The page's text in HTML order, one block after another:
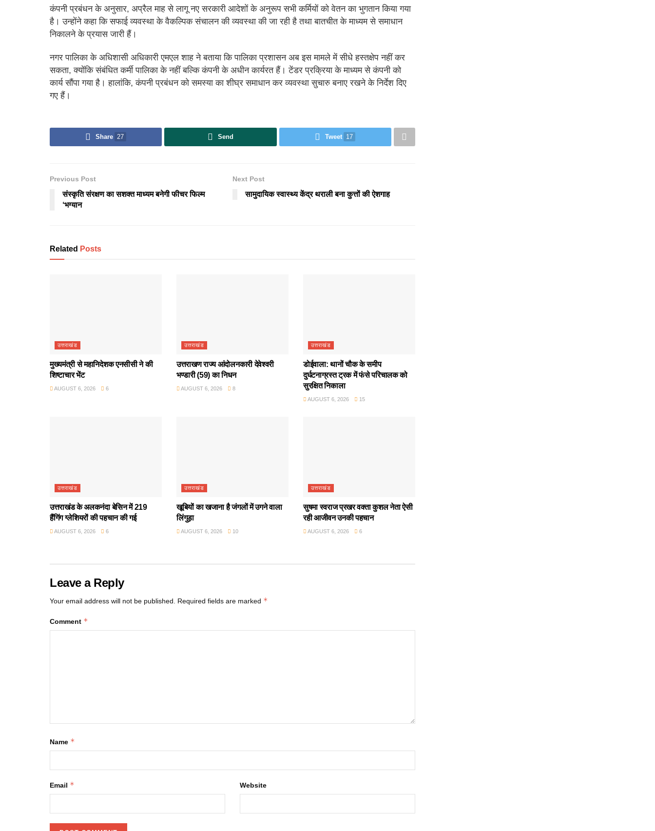
कंपनी प्रबंधन के अनुसार, अप्रैल माह से लागू नए सरकारी आदेशों के अनुरूप सभी कर्मियों को वेतन का भुगतान किया गया
है। उन्होंने कहा कि सफाई व्यवस्था के वैकल्पिक संचालन की व्यवस्था की जा रही है तथा बातचीत के माध्यम से समाधान
निकालने के प्रयास जारी हैं।
नगर पालिका के अधिशासी अधिकारी एमएल शाह ने बताया कि पालिका प्रशासन अब इस मामले में सीधे हस्तक्षेप नहीं कर
सकता, क्योंकि संबंधित कर्मी पालिका के नहीं बल्कि कंपनी के अधीन कार्यरत हैं। टेंडर प्रक्रिया के माध्यम से कंपनी को
कार्य सौंपा गया है। हालांकि, कंपनी प्रबंधन को समस्या का शीघ्र समाधान कर व्यवस्था सुचारु बनाए रखने के निर्देश दिए
गए हैं।
Share 27 Send Tweet 17
Previous Post
संस्कृति संरक्षण का सशक्त माध्यम बनेगी फीचर फिल्म
‘भग्यान
Next Post
सामुदायिक स्वास्थ्य केंद्र थराली बना कुत्तों की ऐशगाह
Related Posts
उत्तराखंड
मुख्यमंत्री से महानिदेशक एनसीसी ने की
शिष्टाचार भेंट
AUGUST 6, 2026 6
उत्तराखंड
उत्तराखण राज्य आंदोलनकारी देवेश्वरी
भण्डारी (59) का निधन
AUGUST 6, 2026 8
उत्तराखंड
डोईवाला: थानों चौक के समीप
दुर्घटनाग्रस्त ट्रक में फंसे परिचालक को
सुरक्षित निकाला
AUGUST 6, 2026 15
उत्तराखंड
उत्तराखंड के अलकनंदा बेसिन में 219
हैंगिंग ग्लेशियरों की पहचान की गई
AUGUST 6, 2026 6
उत्तराखंड
खूबियों का खजाना है जंगलों में उगने वाला
लिंगुड़ा
AUGUST 6, 2026 10
उत्तराखंड
सुषमा स्वराज प्रखर वक्ता कुशल नेता ऐसी
रही आजीवन उनकी पहचान
AUGUST 6, 2026 6
Leave a Reply
Your email address will not be published. Required fields are marked *
Comment *
Name *
Email * Website